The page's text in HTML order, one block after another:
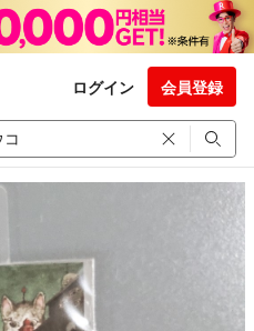
ログイン 会員登録